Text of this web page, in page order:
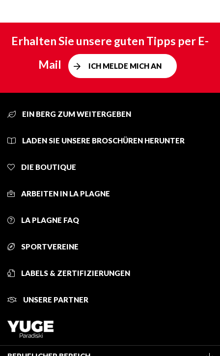
Erhalten Sie unsere guten Tipps per E-
Mail
ICH MELDE MICH AN
EIN BERG ZUM WEITERGEBEN
LADEN SIE UNSERE BROSCHÜREN HERUNTER
DIE BOUTIQUE
ARBEITEN IN LA PLAGNE
LA PLAGNE FAQ
SPORTVEREINE
LABELS & ZERTIFIZIERUNGEN
UNSERE PARTNER